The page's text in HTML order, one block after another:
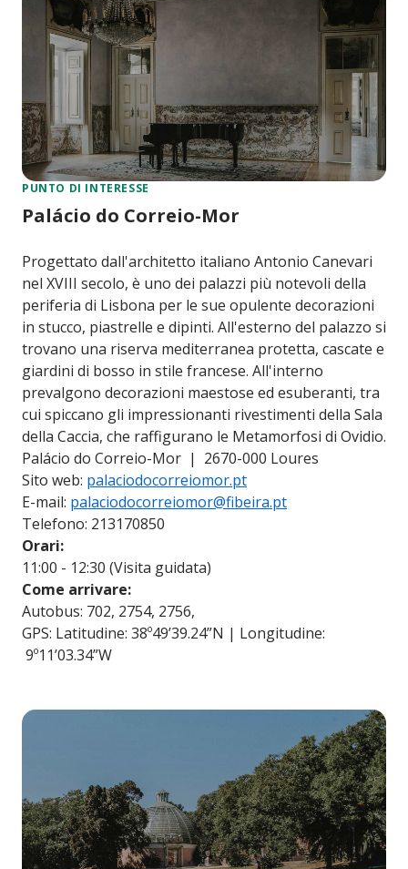
PUNTO DI INTERESSE
Palácio do Correio-Mor
Progettato dall'architetto italiano Antonio Canevari
nel XVIII secolo, è uno dei palazzi più notevoli della
periferia di Lisbona per le sue opulente decorazioni
in stucco, piastrelle e dipinti. All'esterno del palazzo si
trovano una riserva mediterranea protetta, cascate e
giardini di bosso in stile francese. All'interno
prevalgono decorazioni maestose ed esuberanti, tra
cui spiccano gli impressionanti rivestimenti della Sala
della Caccia, che raffigurano le Metamorfosi di Ovidio.
Palácio do Correio-Mor | 2670-000 Loures
Sito web: palaciodocorreiomor.pt
E-mail: palaciodocorreiomor@fibeira.pt
Telefono: 213170850
Orari:
11:00 - 12:30 (Visita guidata)
Come arrivare:
Autobus: 702, 2754, 2756,
GPS: Latitudine: 38º49’39.24”N | Longitudine:
9º11’03.34”W